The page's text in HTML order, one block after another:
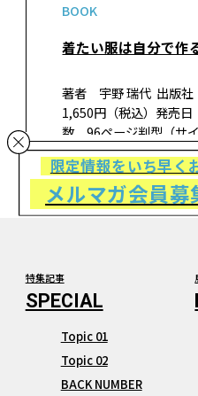
BOOK
着たい服は自分で作
著者 宇野 瑞代 出版
1,650円（税込）発売
数 96ページ判型（
4-8347-8495-4 書籍紹
で楽しいもの。自分の
限定情報をいち早く
メルマガ会員募
特集記事
Topic 01
Topic 02
BACK NUMBER